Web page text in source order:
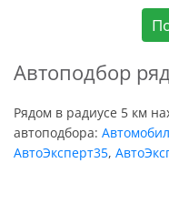
Автоподбор
Рядом в радиусе 5 км
автоподбора:
АвтоЭксперт35,